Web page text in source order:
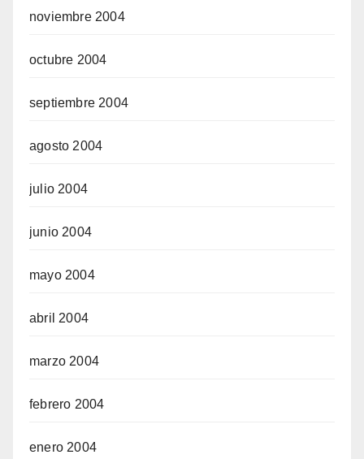
noviembre 2004
octubre 2004
septiembre 2004
agosto 2004
julio 2004
junio 2004
mayo 2004
abril 2004
marzo 2004
febrero 2004
enero 2004